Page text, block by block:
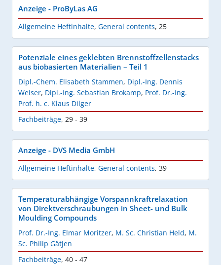
Anzeige - ProByLas AG
Allgemeine Heftinhalte, General contents, 25
Potenziale eines geklebten Brennstoffzellenstacks
aus biobasierten Materialien – Teil 1
Dipl.-Chem. Elisabeth Stammen, Dipl.-Ing. Dennis
Weiser, Dipl.-Ing. Sebastian Brokamp, Prof. Dr.-Ing.
Prof. h. c. Klaus Dilger
Fachbeiträge, 29 - 39
Anzeige - DVS Media GmbH
Allgemeine Heftinhalte, General contents, 39
Temperaturabhängige Vorspannkraftrelaxation
von Direktverschraubungen in Sheet- und Bulk
Moulding Compounds
Prof. Dr.-Ing. Elmar Moritzer, M. Sc. Christian Held, M.
Sc. Philip Gätjen
Fachbeiträge, 40 - 47